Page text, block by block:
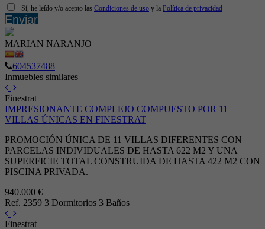
Sí, he leído y/o acepto las Condiciones de uso y la Política de privacidad
Enviar
MARIAN NARANJO
604537488
Inmuebles similares
Finestrat
IMPRESIONANTE COMPLEJO COMPUESTO POR 11
VILLAS ÚNICAS EN FINESTRAT
PROMOCIÓN ÚNICA DE 11 VILLAS DIFERENTES CON
PARCELAS INDIVIDUALES DE HASTA 622 M2 Y UNA
SUPERFICIE TOTAL CONSTRUIDA DE HASTA 422 M2 CON
PISCINA PRIVADA.
940.000 €
Ref. 2359 3 Dormitorios 3 Baños
Finestrat